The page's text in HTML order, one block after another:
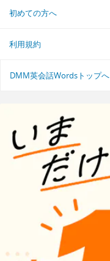
初めての方へ
利用規約
DMM英会話Wordsトップへ